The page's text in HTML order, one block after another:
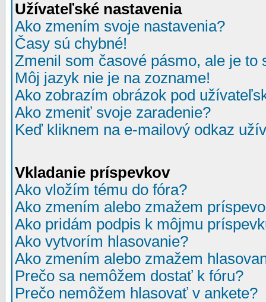
Užívateľské nastavenia
Ako zmením svoje nastavenia?
Časy sú chybné!
Zmenil som časové pásmo, ale je to
Môj jazyk nie je na zozname!
Ako zobrazím obrázok pod
Ako zmeniť svoje zaradenie?
Keď kliknem na e-mailový odkaz
Vkladanie príspevkov
Ako vložím tému do fóra?
Ako zmením alebo zmažem
Ako pridám podpis k môjmu
Ako vytvorím hlasovanie?
Ako zmením alebo zmažem
Prečo sa nemôžem dostať k fóru?
Prečo nemôžem hlasovať v ankete?